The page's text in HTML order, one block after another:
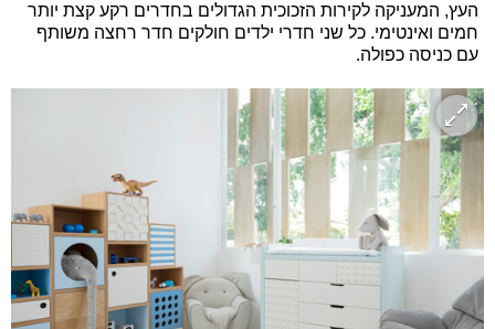
העץ, המעניקה לקירות הזכוכית הגדולים בחדרים רקע קצת יותר
חמים ואינטימי. כל שני חדרי ילדים חולקים חדר רחצה משותף
עם כניסה כפולה.